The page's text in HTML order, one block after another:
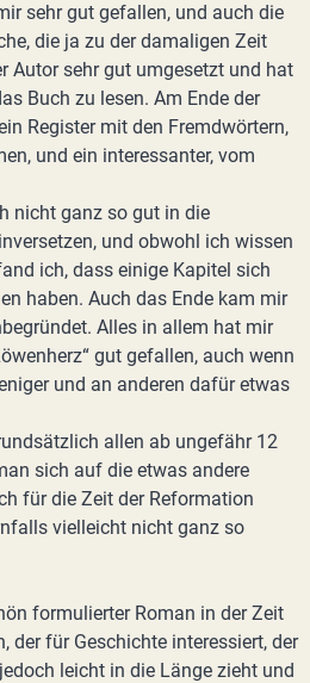
sehr gut gefallen, und auch die
die ja zu der damaligen Zeit
Autor sehr gut umgesetzt und hat
Buch zu lesen. Am Ende der
Register mit den Fremdwörtern,
und ein interessanter, vom
nicht ganz so gut in die
und obwohl ich wissen
ich, dass einige Kapitel sich
haben. Auch das Ende kam mir
Alles in allem hat mir
gut gefallen, auch wenn
und an anderen dafür etwas
allen ab ungefähr 12
sich auf die etwas andere
für die Zeit der Reformation
vielleicht nicht ganz so
formulierter Roman in der Zeit
der für Geschichte interessiert, der
leicht in die Länge zieht und